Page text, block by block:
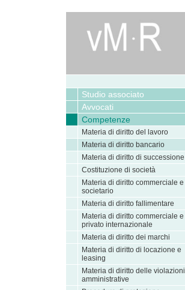
Studio associato
Avvocati
Competenze
Materia di diritto del lavoro
Materia di diritto bancario
Materia di diritto di successione
Costituzione di società
Materia di diritto commerciale e
societario
Materia di diritto fallimentare
Materia di diritto commerciale e
privato internazionale
Materia di diritto dei marchi
Materia di diritto di locazione e
leasing
Materia di diritto delle violazioni
amministrative